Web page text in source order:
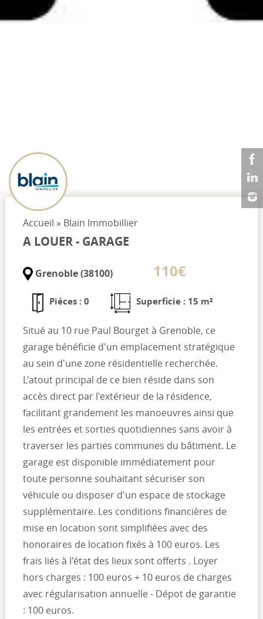
Accueil » Blain Immobillier
A LOUER - GARAGE
Grenoble (38100) 110€
Piéces : 0 Superficie : 15 m²
Situé au 10 rue Paul Bourget à Grenoble, ce
garage bénéficie d'un emplacement stratégique
au sein d'une zone résidentielle recherchée.
L'atout principal de ce bien réside dans son
accès direct par l'extérieur de la résidence,
facilitant grandement les manoeuvres ainsi que
les entrées et sorties quotidiennes sans avoir à
traverser les parties communes du bâtiment. Le
garage est disponible immédiatement pour
toute personne souhaitant sécuriser son
véhicule ou disposer d'un espace de stockage
supplémentaire. Les conditions financières de
mise en location sont simplifiées avec des
honoraires de location fixés à 100 euros. Les
frais liés à l'état des lieux sont offerts . Loyer
hors charges : 100 euros + 10 euros de charges
avec régularisation annuelle - Dépot de garantie
: 100 euros.